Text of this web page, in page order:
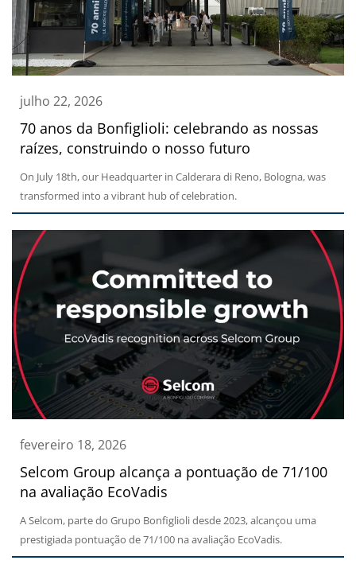
julho 22, 2026
70 anos da Bonfiglioli: celebrando as nossas
raízes, construindo o nosso futuro
On July 18th, our Headquarter in Calderara di Reno, Bologna, was
transformed into a vibrant hub of celebration.
fevereiro 18, 2026
Selcom Group alcança a pontuação de 71/100
na avaliação EcoVadis
A Selcom, parte do Grupo Bonfiglioli desde 2023, alcançou uma
prestigiada pontuação de 71/100 na avaliação EcoVadis.